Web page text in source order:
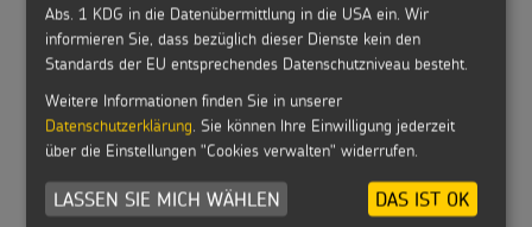
Segensaufkleber C+M+B
Segensbändchen 2026 - 25er Bündel
Abs. 1 KDG in die Datenübermittlung in die USA ein. Wir
informieren Sie, dass bezüglich dieser Dienste kein den
Standards der EU entsprechendes Datenschutzniveau besteht.
Weitere Informationen finden Sie in unserer
Datenschutzerklärung. Sie können Ihre Einwilligung jederzeit
über die Einstellungen "Cookies verwalten" widerrufen.
LASSEN SIE MICH WÄHLEN DAS IST OK